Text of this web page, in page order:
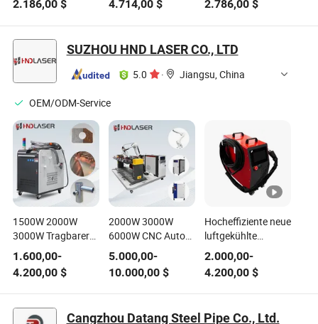
Reinigen und
Nahtschweißen
von Edelstahl- und
Aluminiumblech
2.186,00 $
Handheld Faser
Ausrüstung Laser
4.714,00$
Platin
Präzisionsreparatur
2.786,00$
SUZHOU HND LASER CO., LTD
5.0 · Jiangsu, China
OEM/ODM-Service
1500W 2000W
3000W Tragbarer
Handheld Metall Ss
Aluminium Gun
Nahtschweißer
Reiniger Laser
Faser Laser Mini
Schweiß
1.600,00-
4.200,00 $
2000W 3000W
6000W CNC Auto
Roboter Tragbare
Faserlaser MIG
Löten
Schweißgerät
Roboterarm für
5.000,00-
10.000,00$
Hocheffiziente neue
luftgekühlte
Technologie Plug
and Play 1500W
tragbare Handheld-
Laser-
2.000,00-
4.200,00$
Cangzhou Datang Steel Pipe Co., Ltd.